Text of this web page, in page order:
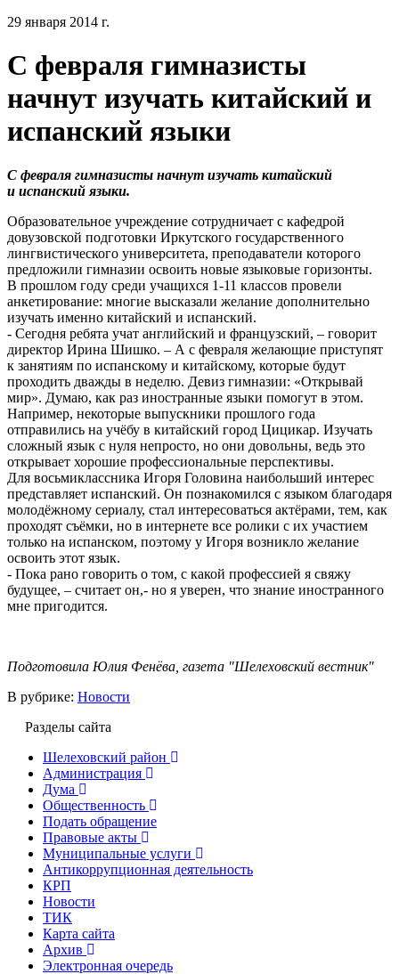
29 января 2014 г.
С февраля гимназисты
начнут изучать китайский и
испанский языки
С февраля гимназисты начнут изучать китайский
и испанский языки.
Образовательное учреждение сотрудничает с кафедрой
довузовской подготовки Иркутского государственного
лингвистического университета, преподаватели которого
предложили гимназии освоить новые языковые горизонты.
В прошлом году среди учащихся 1-11 классов провели
анкетирование: многие высказали желание дополнительно
изучать именно китайский и испанский.
- Сегодня ребята учат английский и французский, – говорит
директор Ирина Шишко. – А с февраля желающие приступят
к занятиям по испанскому и китайскому, которые будут
проходить дважды в неделю. Девиз гимназии: «Открывай
мир». Думаю, как раз иностранные языки помогут в этом.
Например, некоторые выпускники прошлого года
отправились на учёбу в китайский город Цицикар. Изучать
сложный язык с нуля непросто, но они довольны, ведь это
открывает хорошие профессиональные перспективы.
Для восьмиклассника Игоря Головина наибольший интерес
представляет испанский. Он познакомился с языком благодаря
молодёжному сериалу, стал интересоваться актёрами, тем, как
проходят съёмки, но в интернете все ролики с их участием
только на испанском, поэтому у Игоря возникло желание
освоить этот язык.
- Пока рано говорить о том, с какой профессией я свяжу
будущее, – считает он,- но я уверен, что знание иностранного
мне пригодится.
Подготовила Юлия Фенёва, газета "Шелеховский вестник"
В рубрике: Новости
Разделы сайта
Шелеховский район
Администрация
Дума
Общественность
Подать обращение
Правовые акты
Муниципальные услуги
Антикоррупционная деятельность
КРП
Новости
ТИК
Карта сайта
Архив
Электронная очередь